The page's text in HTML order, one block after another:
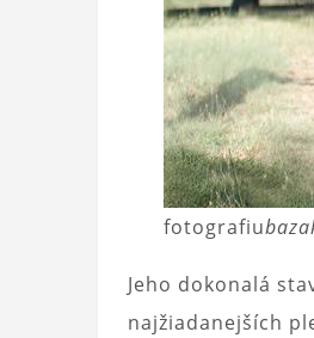
fotografiu
Jeho dokonalá
najžiadanejších